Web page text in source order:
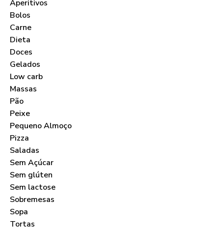
Aperitivos
Bolos
Carne
Dieta
Doces
Gelados
Low carb
Massas
Pão
Peixe
Pequeno Almoço
Pizza
Saladas
Sem Açúcar
Sem glúten
Sem lactose
Sobremesas
Sopa
Tortas